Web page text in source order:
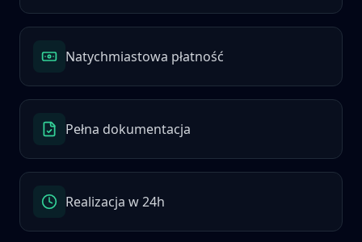
Natychmiastowa płatność
Pełna dokumentacja
Realizacja w 24h